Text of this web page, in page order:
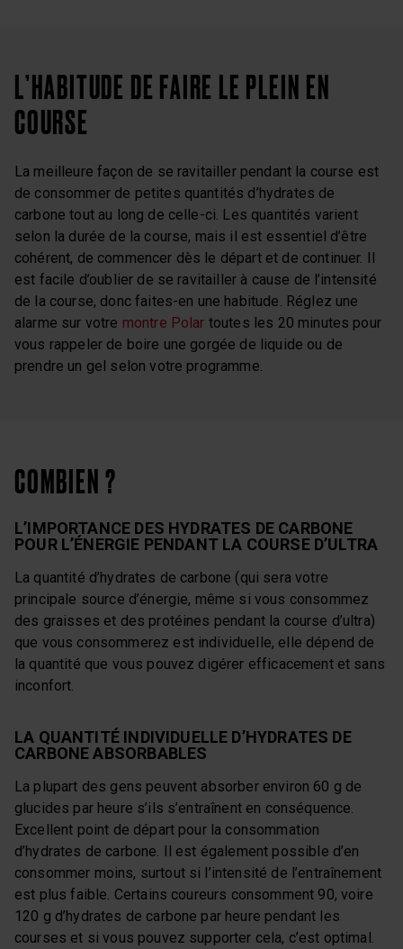
L’HABITUDE DE FAIRE LE PLEIN EN
COURSE
La meilleure façon de se ravitailler pendant la course est
de consommer de petites quantités d’hydrates de
carbone tout au long de celle-ci. Les quantités varient
selon la durée de la course, mais il est essentiel d’être
cohérent, de commencer dès le départ et de continuer. Il
est facile d’oublier de se ravitailler à cause de l’intensité
de la course, donc faites-en une habitude. Réglez une
alarme sur votre montre Polar toutes les 20 minutes pour
vous rappeler de boire une gorgée de liquide ou de
prendre un gel selon votre programme.
COMBIEN ?
L’IMPORTANCE DES HYDRATES DE CARBONE
POUR L’ÉNERGIE PENDANT LA COURSE D’ULTRA
La quantité d’hydrates de carbone (qui sera votre
principale source d’énergie, même si vous consommez
des graisses et des protéines pendant la course d’ultra)
que vous consommerez est individuelle, elle dépend de
la quantité que vous pouvez digérer efficacement et sans
inconfort.
LA QUANTITÉ INDIVIDUELLE D’HYDRATES DE
CARBONE ABSORBABLES
La plupart des gens peuvent absorber environ 60 g de
glucides par heure s’ils s’entraînent en conséquence.
Excellent point de départ pour la consommation
d’hydrates de carbone. Il est également possible d’en
consommer moins, surtout si l’intensité de l’entraînement
est plus faible. Certains coureurs consomment 90, voire
120 g d’hydrates de carbone par heure pendant les
courses et si vous pouvez supporter cela, c’est optimal.